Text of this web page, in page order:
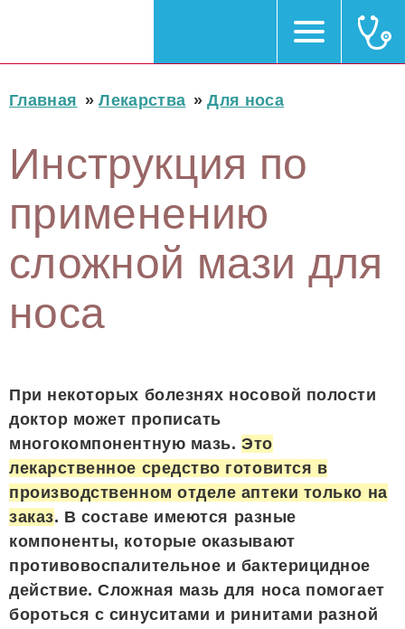
Главная »Лекарства »Для носа
Инструкция по
применению
сложной мази для
носа
При некоторых болезнях носовой полости
доктор может прописать
многокомпонентную мазь. Это
лекарственное средство готовится в
производственном отделе аптеки только на
заказ. В составе имеются разные
компоненты, которые оказывают
противовоспалительное и бактерицидное
действие. Сложная мазь для носа помогает
бороться с синуситами и ринитами разной